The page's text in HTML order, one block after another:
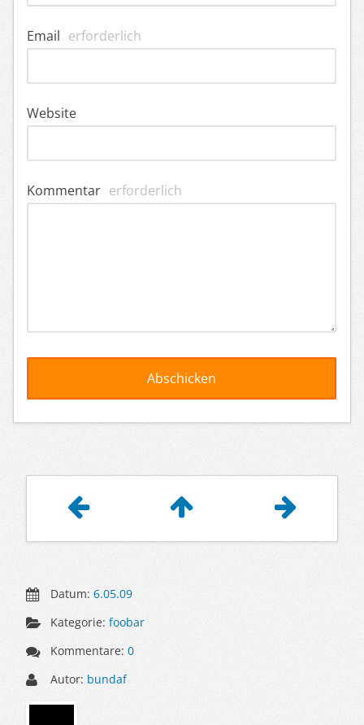
Email erforderlich
Website
Kommentar erforderlich
Datum:6.05.09
Kategorie:foobar
Kommentare:0
Autor: bundaf